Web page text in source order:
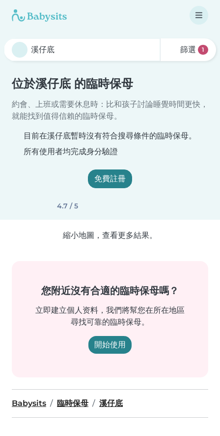
篩選 1
位於溪仔底 的臨時保母
約會、上班或需要休息時：比和孩子討論睡覺時間更快，
就能找到值得信賴的臨時保母。
目前在溪仔底暫時沒有符合搜尋條件的臨時保母。
所有使用者均完成身分驗證
免費註冊
4.7 / 5
縮小地圖，查看更多結果。
您附近沒有合適的臨時保母嗎？
立即建立個人资料，我們將幫您在所在地區
尋找可靠的臨時保母。
開始使用
Babysits 臨時保母 溪仔底